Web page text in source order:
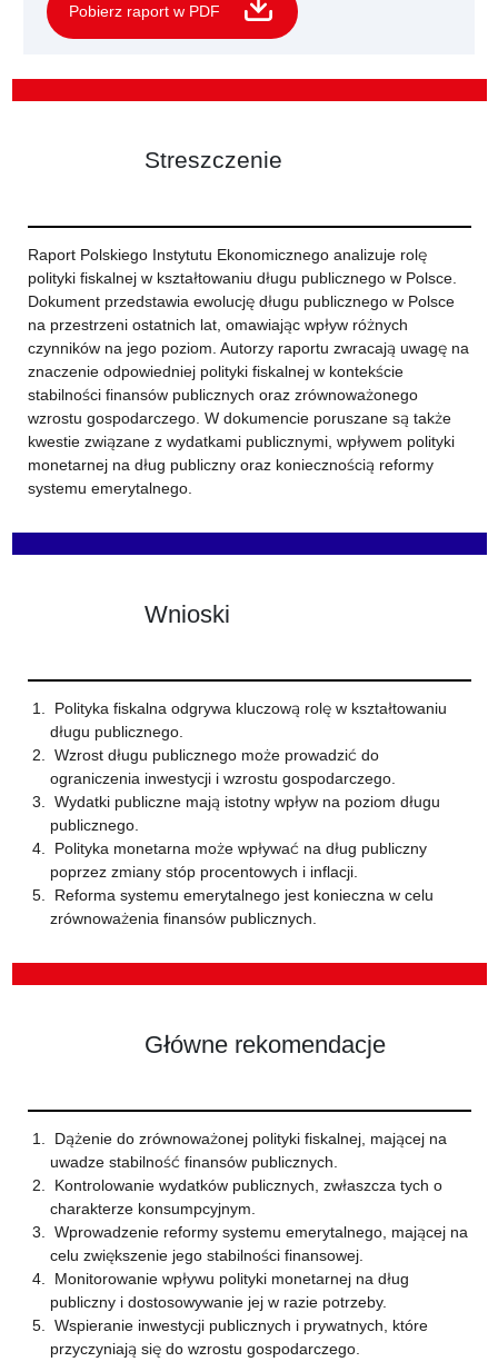
Pobierz raport w PDF
Streszczenie
Raport Polskiego Instytutu Ekonomicznego analizuje rolę
polityki fiskalnej w kształtowaniu długu publicznego w Polsce.
Dokument przedstawia ewolucję długu publicznego w Polsce
na przestrzeni ostatnich lat, omawiając wpływ różnych
czynników na jego poziom. Autorzy raportu zwracają uwagę na
znaczenie odpowiedniej polityki fiskalnej w kontekście
stabilności finansów publicznych oraz zrównoważonego
wzrostu gospodarczego. W dokumencie poruszane są także
kwestie związane z wydatkami publicznymi, wpływem polityki
monetarnej na dług publiczny oraz koniecznością reformy
systemu emerytalnego.
Wnioski
Polityka fiskalna odgrywa kluczową rolę w kształtowaniu
długu publicznego.
Wzrost długu publicznego może prowadzić do
ograniczenia inwestycji i wzrostu gospodarczego.
Wydatki publiczne mają istotny wpływ na poziom długu
publicznego.
Polityka monetarna może wpływać na dług publiczny
poprzez zmiany stóp procentowych i inflacji.
Reforma systemu emerytalnego jest konieczna w celu
zrównoważenia finansów publicznych.
Główne rekomendacje
Dążenie do zrównoważonej polityki fiskalnej, mającej na
uwadze stabilność finansów publicznych.
Kontrolowanie wydatków publicznych, zwłaszcza tych o
charakterze konsumpcyjnym.
Wprowadzenie reformy systemu emerytalnego, mającej na
celu zwiększenie jego stabilności finansowej.
Monitorowanie wpływu polityki monetarnej na dług
publiczny i dostosowywanie jej w razie potrzeby.
Wspieranie inwestycji publicznych i prywatnych, które
przyczyniają się do wzrostu gospodarczego.